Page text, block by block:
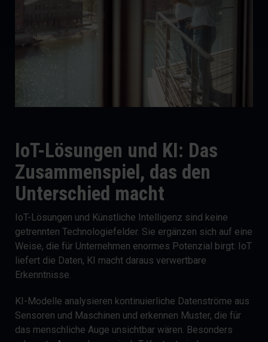
IoT-Lösungen und KI: Das
Zusammenspiel, das den
Unterschied macht
IoT-Lösungen und Künstliche Intelligenz sind keine
getrennten Technologiefelder. Sie ergänzen sich auf eine
Weise, die für Unternehmen enormes Potenzial birgt: IoT
liefert die Daten, KI macht daraus verwertbare
Erkenntnisse.
KI-Modelle analysieren kontinuierliche Datenströme aus
Sensoren und Maschinen und erkennen Muster, die für
das menschliche Auge unsichtbar wären. Besonders